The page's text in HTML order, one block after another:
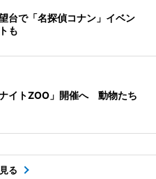
台で「名探偵コナン」イベン
も
イトZOO」開催へ 動物たち
る